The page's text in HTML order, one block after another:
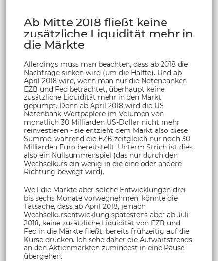
Ab Mitte 2018 fließt keine
zusätzliche Liquidität mehr in
die Märkte
Allerdings muss man beachten, dass ab 2018 die
Nachfrage sinken wird (um die Hälfte). Und ab
April 2018 wird, wenn man nur die Notenbanken
EZB und Fed betrachtet, überhaupt keine
zusätzliche Liquidität mehr in den Markt
gepumpt. Denn ab April 2018 wird die US-
Notenbank Wertpapiere im Volumen von
monatlich 30 Milliarden US-Dollar nicht mehr
reinvestieren - sie entzieht dem Markt also diese
Summe, während die EZB zeitgleich nur noch 30
Milliarden Euro bereitstellt. Unterm Strich ist dies
also ein Nullsummenspiel (das nur durch den
Wechselkurs ein wenig in die eine oder andere
Richtung bewegt wird).
Weil die Märkte aber solche Entwicklungen drei
bis sechs Monate vorwegnehmen, könnte die
Tatsache, dass ab April 2018, je nach
Wechselkursentwicklung spätestens aber ab Juli
2018, keine zusätzliche Liquidität von EZB und
Fed in die Märkte fließt, bereits frühzeitig auf die
Kurse drücken. Ich sehe daher die Aufwärtstrends
an den Aktienmärkten zumindest in eine Pause
übergehen.